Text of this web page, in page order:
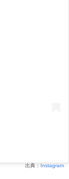
出典： Instagram